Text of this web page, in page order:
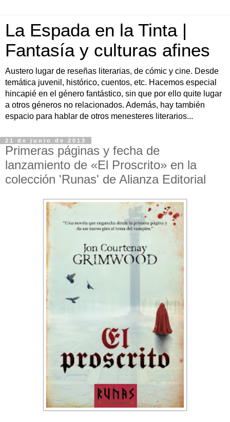
La Espada en la Tinta |
Fantasía y culturas afines
Austero lugar de reseñas literarias, de cómic y cine. Desde
temática juvenil, histórico, cuentos, etc. Hacemos especial
hincapié en el género fantástico, sin que por ello quite lugar
a otros géneros no relacionados. Además, hay también
espacio para hablar de otros menesteres literarios...
21 de junio de 2013
Primeras páginas y fecha de
lanzamiento de «El Proscrito» en la
colección 'Runas' de Alianza Editorial